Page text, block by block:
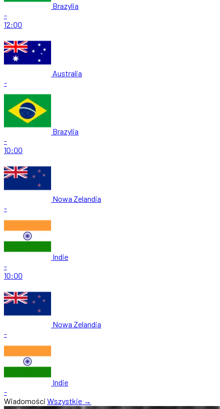
Brazylia
-
12:00
Australia
-
Brazylia
-
10:00
Nowa Zelandia
-
Indie
-
10:00
Nowa Zelandia
-
Indie
-
Wiadomości Wszystkie →